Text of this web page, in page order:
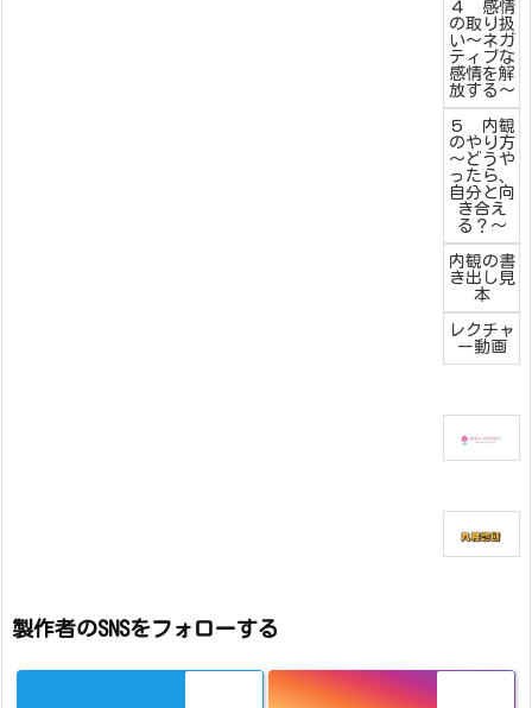
４ 感情
の取り扱
い～ネガ
ティブな
感情を解
放する～
５ 内観
のやり方
～どうや
ったら、
自分と向
き合え
る？～
内観の書
き出し見
本
レクチャ
ー動画
製作者のSNSをフォローする